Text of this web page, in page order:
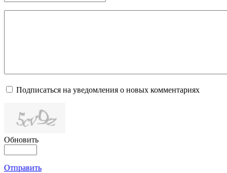
Подписаться на уведомления о новых комментариях
Обновить
Отправить